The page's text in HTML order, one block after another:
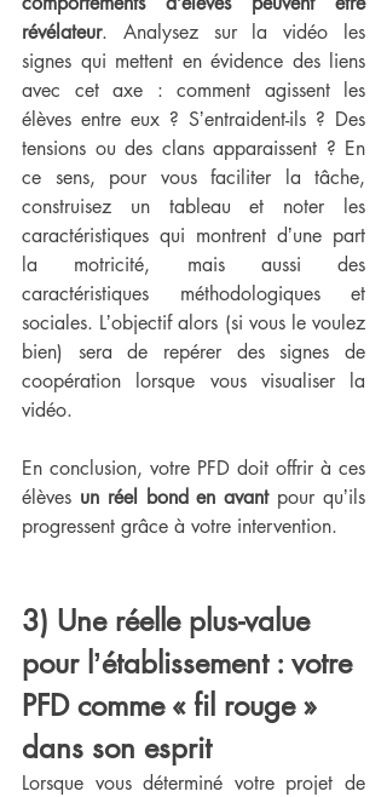
révélateur. Analysez sur la vidéo les
signes qui mettent en évidence des liens
avec cet axe : comment agissent les
élèves entre eux ? Sʼentraident-ils ? Des
tensions ou des clans apparaissent ? En
ce sens, pour vous faciliter la tâche,
construisez un tableau et noter les
caractéristiques qui montrent dʼune part
la motricité, mais aussi des
caractéristiques méthodologiques et
sociales. Lʼobjectif alors (si vous le voulez
bien) sera de repérer des signes de
coopération lorsque vous visualiser la
vidéo.
En conclusion, votre PFD doit offrir à ces
élèves un réel bond en avant pour quʼils
progressent grâce à votre intervention.
3) Une réelle plus-value
pour lʼétablissement : votre
PFD comme « fil rouge »
dans son esprit
Lorsque vous déterminé votre projet de